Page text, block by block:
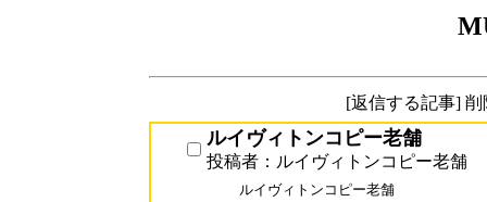
[返信する記事]
ルイヴィトンコピー老舗
投稿者：ルイヴィトンコピー老舗
ルイヴィトンコピー老舗